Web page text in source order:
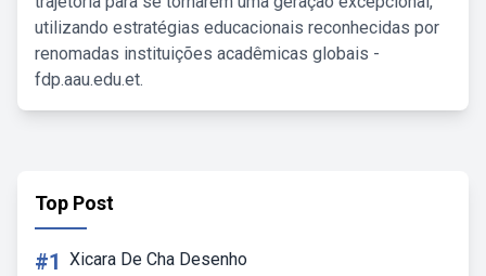
utilizando estratégias educacionais reconhecidas por
renomadas instituições acadêmicas globais -
fdp.aau.edu.et.
Top Post
#1 Xicara De Cha Desenho